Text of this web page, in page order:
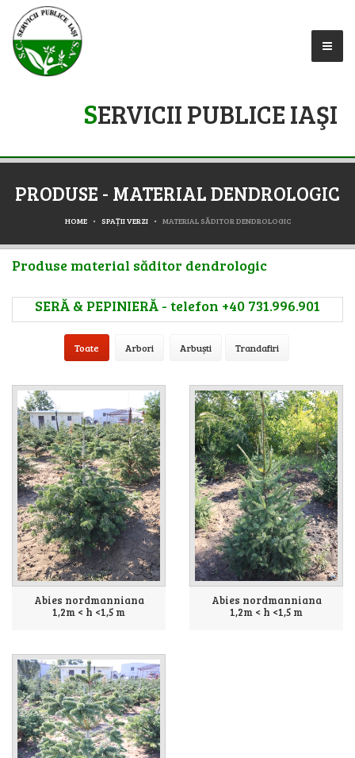
SERVICII PUBLICE IAŞI
PRODUSE - MATERIAL DENDROLOGIC
HOME SPAȚII VERZI MATERIAL SĂDITOR DENDROLOGIC
Produse material săditor dendrologic
SERĂ & PEPINIERĂ - telefon +40 731.996.901
Toate Arbori Arbuști Trandafiri
Abies nordmanniana
1,2m < h <1,5 m
Abies nordmanniana
1,2m < h <1,5 m